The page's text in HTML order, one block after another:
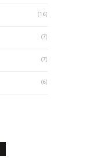
(16)
(7)
(7)
(6)